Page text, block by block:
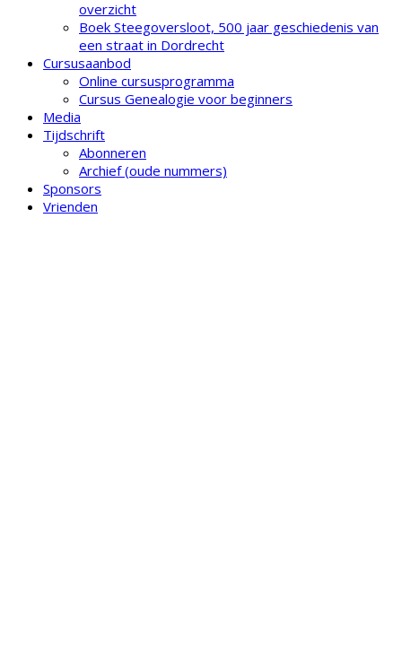
overzicht
Boek Steegoversloot, 500 jaar geschiedenis van
een straat in Dordrecht
Cursusaanbod
Online cursusprogramma
Cursus Genealogie voor beginners
Media
Tijdschrift
Abonneren
Archief (oude nummers)
Sponsors
Vrienden